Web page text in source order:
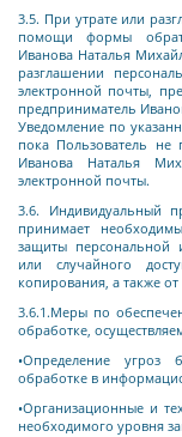
3.5. При утрате или
помощи формы
Иванова Наталья
разглашении
электронной почты,
предприниматель
Уведомление по
пока Пользователь не
Иванова Наталья
электронной почты.
3.6. Индивидуальный
принимает
защиты персональной
или случайного
копирования, а также
3.6.1.Меры по
обработке,
•Определение угроз
обработке в
•Организационные и
необходимого уровня